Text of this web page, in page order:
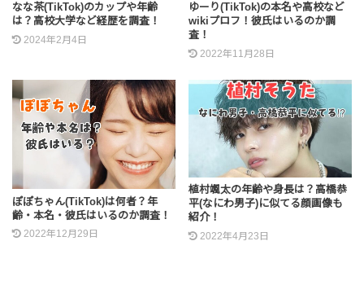
なな茶(TikTok)のカップや年齢
は？高校大学など経歴を調査！
2024年2月4日
ゆーり(TikTok)の本名や高校など
wikiプロフ！彼氏はいるのか調
査！
2022年11月28日
ぽぽちゃん(TikTok)は何者？年
齢・本名・彼氏はいるのか調査！
2022年12月29日
植村颯太の年齢や身長は？高橋恭
平(なにわ男子)に似てる顔画像も
紹介！
2022年4月23日